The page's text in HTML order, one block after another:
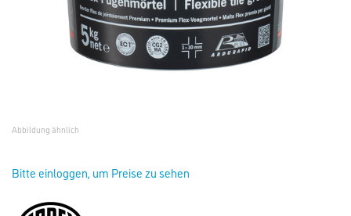
Abbildung ähnlich
Bitte einloggen, um Preise zu sehen